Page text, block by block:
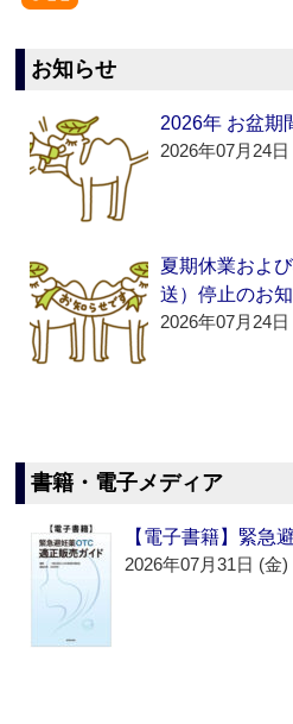
お知らせ
2026年 お盆期
2026年07月24日
夏期休業およ
送）停止のお
2026年07月24日
書籍・電子メディア
【電子書籍】緊急
2026年07月31日 (金)